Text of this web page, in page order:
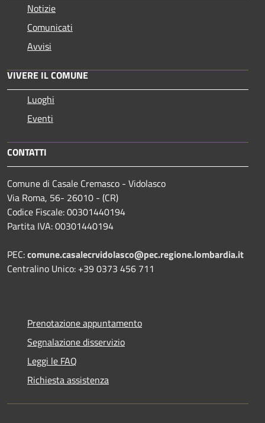
Notizie
Comunicati
Avvisi
VIVERE IL COMUNE
Luoghi
Eventi
CONTATTI
Comune di Casale Cremasco - Vidolasco
Via Roma, 56- 26010 - (CR)
Codice Fiscale: 00301440194
Partita IVA: 00301440194
PEC:comune.casalecrvidolasco@pec.regione.lombardia.it
Centralino Unico: +39 0373 456 711
Prenotazione appuntamento
Segnalazione disservizio
Leggi le FAQ
Richiesta assistenza